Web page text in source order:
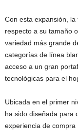
Con esta expansión,
respecto a su tamaño
variedad más grande
categorías de línea
acceso a un gran
tecnológicas para el
Ubicada en el primer
ha sido diseñada para
experiencia de